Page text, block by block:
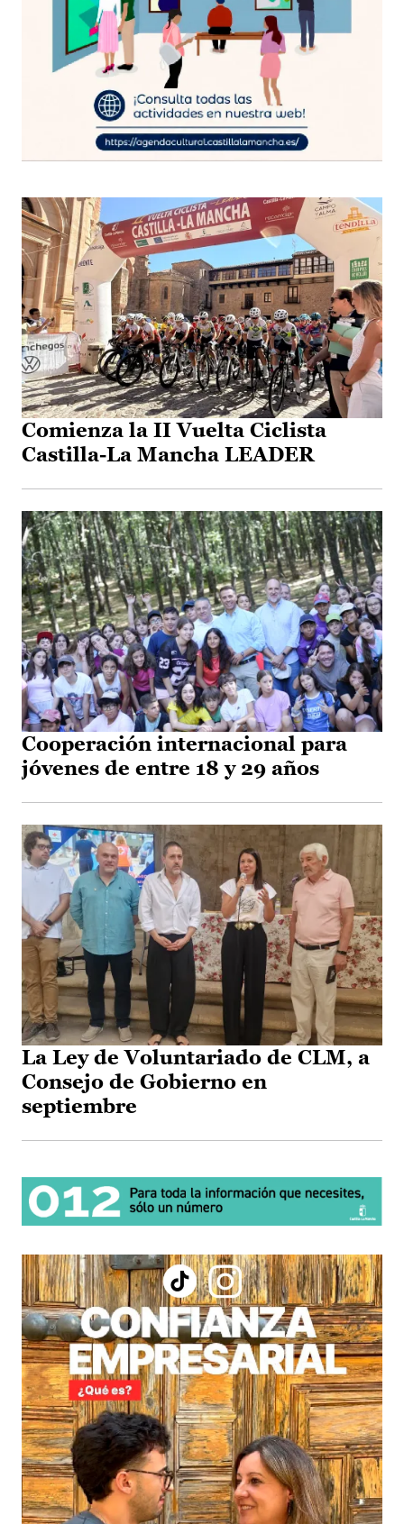
Comienza la II Vuelta Ciclista
Castilla-La Mancha LEADER
Cooperación internacional para
jóvenes de entre 18 y 29 años
La Ley de Voluntariado de CLM, a
Consejo de Gobierno en
septiembre